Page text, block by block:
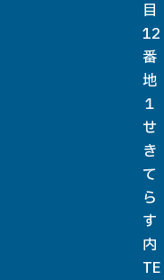
目
12
番
地
１
せ
き
て
ら
す
内
TE